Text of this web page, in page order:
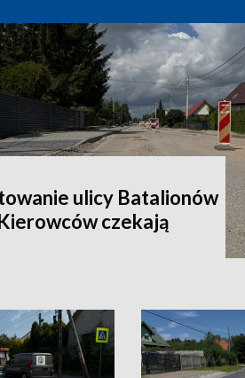
ulicy Batalionów
czekają